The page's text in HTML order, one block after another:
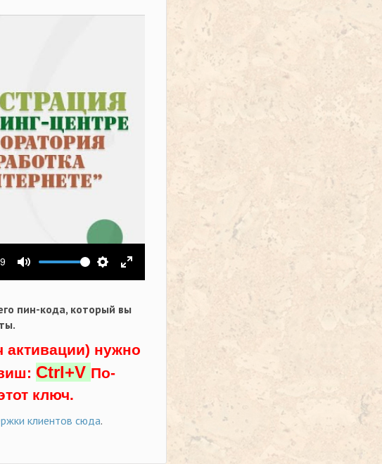
Выключить звукНастройки
На весь экран
пин-кода, который вы
активации) нужно
Ctrl+V По-
ключ.
клиентов сюда.